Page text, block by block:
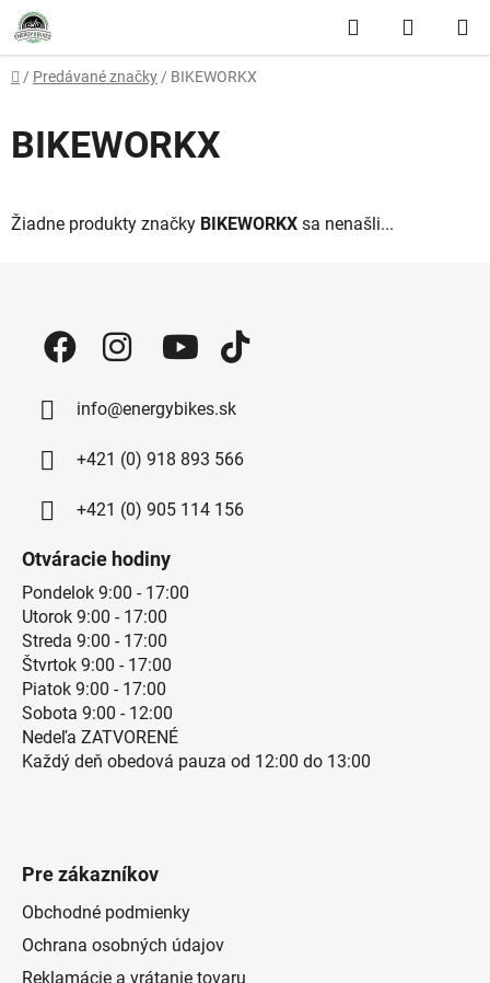
Prejsť na obsah Hľadať
Domov
/ Predávané značky / BIKEWORKX
BIKEWORKX
Žiadne produkty značky BIKEWORKX sa nenašli...
info@energybikes.sk
+421 (0) 918 893 566
+421 (0) 905 114 156
Otváracie hodiny
Pondelok 9:00 - 17:00
Utorok 9:00 - 17:00
Streda 9:00 - 17:00
Štvrtok 9:00 - 17:00
Piatok 9:00 - 17:00
Sobota 9:00 - 12:00
Nedeľa ZATVORENÉ
Každý deň obedová pauza od 12:00 do 13:00
Pre zákazníkov
Obchodné podmienky
Ochrana osobných údajov
Reklamácie a vrátanie tovaru